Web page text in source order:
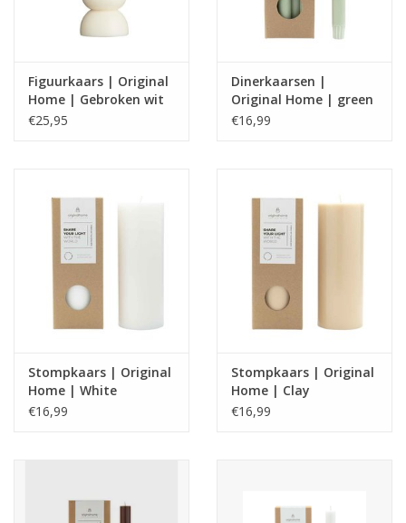
Figuurkaars | Original
Home | Gebroken wit
€25,95
Dinerkaarsen |
Original Home | green
€16,99
Stompkaars | Original
Home | White
€16,99
Stompkaars | Original
Home | Clay
€16,99